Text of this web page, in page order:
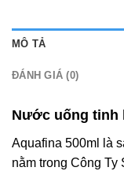
MÔ TẢ
ĐÁNH GIÁ (0)
Nước uống tinh
Aquafina 500ml là
nằm trong Công